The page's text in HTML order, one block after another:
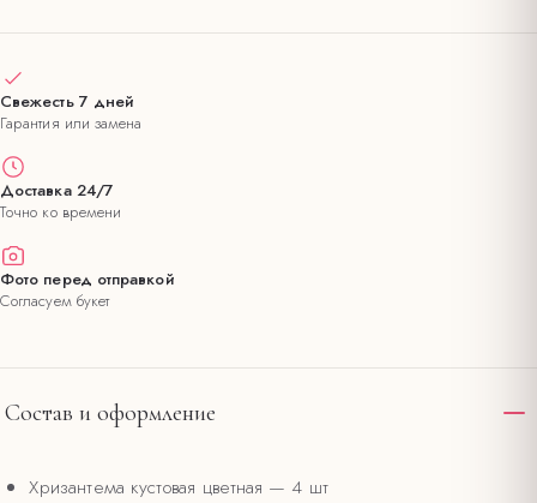
Свежесть 7 дней
Гарантия или замена
Доставка 24/7
Точно ко времени
Фото перед отправкой
Согласуем букет
Состав и оформление
Хризантема кустовая цветная — 4 шт